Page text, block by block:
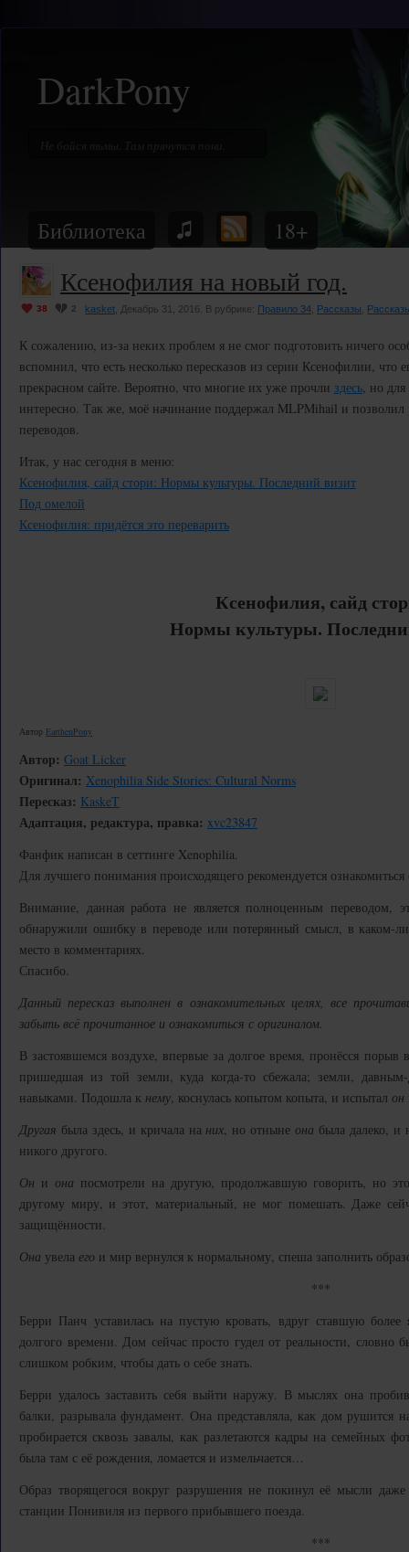
DarkPony
Библиотека 18+
Ксенофилия на новый год.
38 2 kasket , Декабрь 31, 2016. В рубрике: Правило 34 Рассказы
К сожалению, из-за неких проблем я не смог подготовить ничего
вспомнил, что есть несколько пересказов из серии Ксенофилии, что
прекрасном сайте. Вероятно, что многие их уже прочли здесь, но для
интересно. Так же, моё начинание поддержал MLPMihail и позволил
переводов.
Итак, у нас сегодня в меню:
Ксенофилия, сайд стори: Нормы культуры. Последний визит
Под омелой
Ксенофилия: придётся это переварить
Ксенофилия, сайд
Нормы культуры.
Автор EarthenPony
Автор: Goat Licker
Оригинал: Xenophilia Side Stories: Cultural Norms
Пересказ: KaskeT
Адаптация, редактура, правка: xvc23847
Фанфик написан в сеттинге Xenophilia.
Для лучшего понимания происходящего рекомендуется
Внимание, данная работа не является полноценным переводом,
обнаружили ошибку в переводе или потерянный смысл, в каком-
место в комментариях.
Спасибо.
Данный пересказ выполнен в ознакомительных целях, все
забыть всё прочитанное и ознакомиться с оригиналом.
В застоявшемся воздухе, впервые за долгое время, пронёсся порыв
пришедшая из той земли, куда когда-то сбежала; земли,
навыками. Подошла к нему, коснулась копытом копыта, и испытал он
Другая была здесь, и кричала на них, но отнынеона была далеко,
никого другого.
Он и она посмотрели на другую, продолжавшую говорить, но
другому миру, и этот, материальный, не мог помешать. Даже
защищённости.
Она увела его и мир вернулся к нормальному, спеша заполнить
***
Берри Панч уставилась на пустую кровать, вдруг ставшую
долгого времени. Дом сейчас просто гудел от реальности,
слишком робким, чтобы дать о себе знать.
Берри удалось заставить себя выйти наружу. В мыслях она
балки, разрывала фундамент. Она представляла, как дом рушится
пробирается сквозь завалы, как разлетаются кадры на семейных
была там с её рождения, ломается и измельчается…
Образ творящегося вокруг разрушения не покинул её мысли
станции Понивиля из первого прибывшего поезда.
***